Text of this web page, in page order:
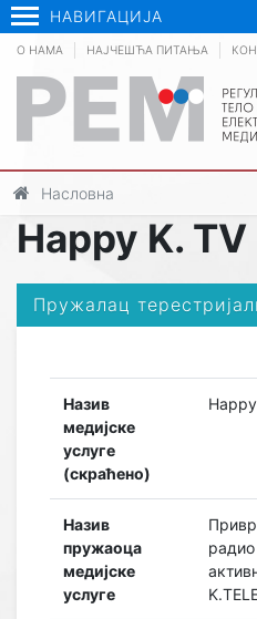
НАВИГАЦИЈА
О НАМА НАЈЧЕШЋА ПИТАЊА
Насловна
Happy K. TV
Пружалац
Назив
медијске
услуге
(скраћено)
Назив
пружаоца
медијске
услуге
радио